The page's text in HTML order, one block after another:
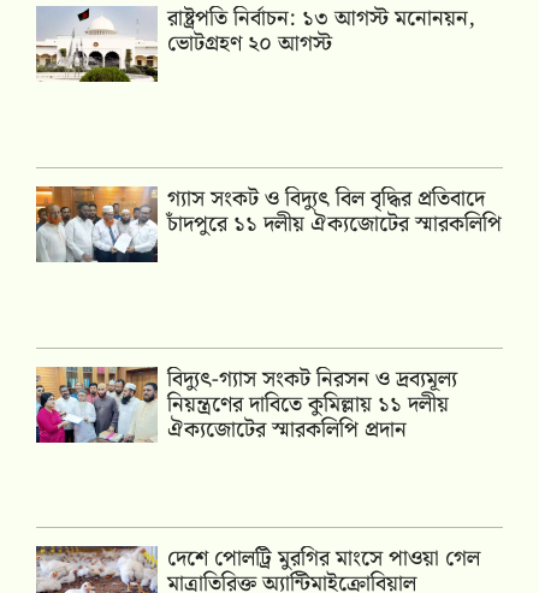
রাষ্ট্রপতি নির্বাচন: ১৩ আগস্ট মনোনয়ন,
ভোটগ্রহণ ২০ আগস্ট
গ্যাস সংকট ও বিদ্যুৎ বিল বৃদ্ধির প্রতিবাদে
চাঁদপুরে ১১ দলীয় ঐক্যজোটের স্মারকলিপি
‎বিদ্যুৎ-গ্যাস সংকট নিরসন ও দ্রব্যমূল্য
নিয়ন্ত্রণের দাবিতে কুমিল্লায় ১১ দলীয়
ঐক‍্যজোটের স্মারকলিপি প্রদান
দেশে পোলট্রি মুরগির মাংসে পাওয়া গেল
মাত্রাতিরিক্ত অ্যান্টিমাইক্রোবিয়াল